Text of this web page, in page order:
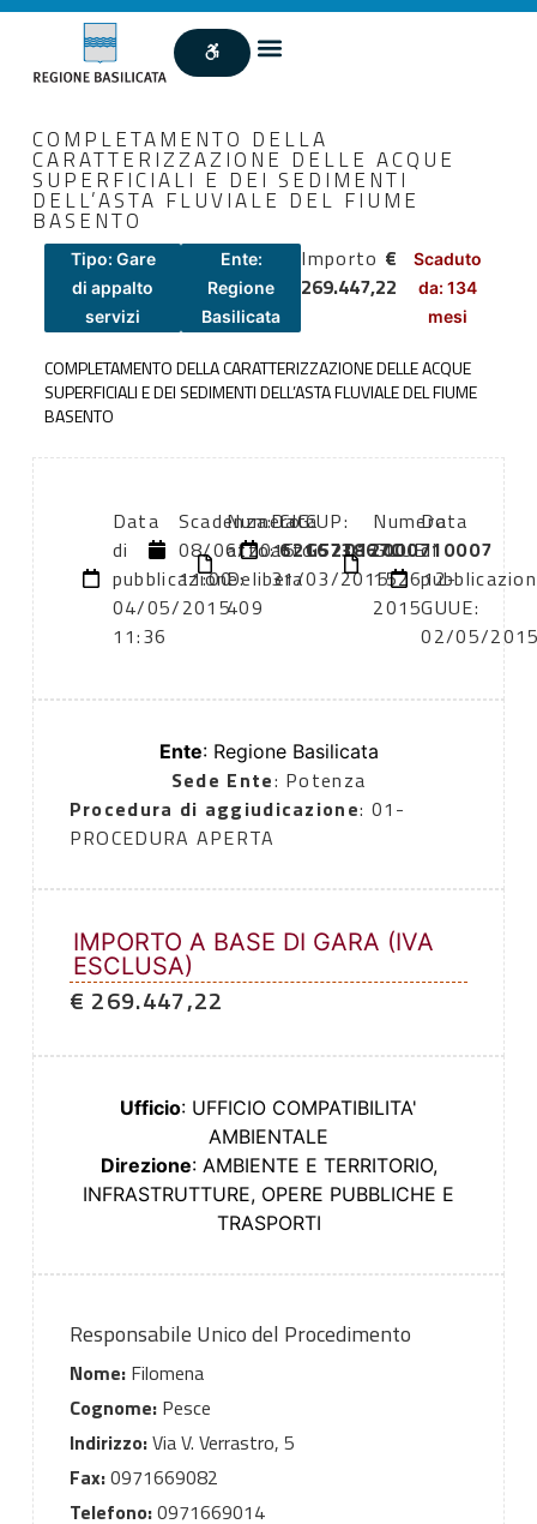
COMPLETAMENTO DELLA
CARATTERIZZAZIONE DELLE ACQUE
SUPERFICIALI E DEI SEDIMENTI
DELL’ASTA FLUVIALE DEL FIUME
BASENTO
Tipo: Gare
di appalto
servizi
Ente:
Regione
Basilicata
Importo €
269.447,22
Scaduto
da: 134
mesi
COMPLETAMENTO DELLA CARATTERIZZAZIONE DELLE ACQUE
SUPERFICIALI E DEI SEDIMENTI DELL’ASTA FLUVIALE DEL FIUME
BASENTO
Data
di
pubblicazione:
04/05/2015
11:36
Scadenza:
08/06/2015
11:00
Numero
atto:
Delibera
409
Data
atto:
31/03/2015
CIG:
621673867C
CUP:
G52D12000710007
Numero
GUUE:
152612-
2015
Data
di
GUUE:
02/05/
Ente: Regione Basilicata
Sede Ente: Potenza
Procedura di aggiudicazione: 01-
PROCEDURA APERTA
IMPORTO A BASE DI GARA (IVA
ESCLUSA)
€ 269.447,22
Ufficio: UFFICIO COMPATIBILITA'
AMBIENTALE
Direzione: AMBIENTE E TERRITORIO,
INFRASTRUTTURE, OPERE PUBBLICHE E
TRASPORTI
Responsabile Unico del Procedimento
Nome:Filomena
Cognome:Pesce
Indirizzo:Via V. Verrastro, 5
Fax:0971669082
Telefono:0971669014